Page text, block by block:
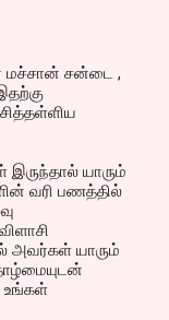
மச்சான் சன்டை ,
யாரும்
வரி பணத்தில்
அவர்கள் யாரும்
உங்கள்